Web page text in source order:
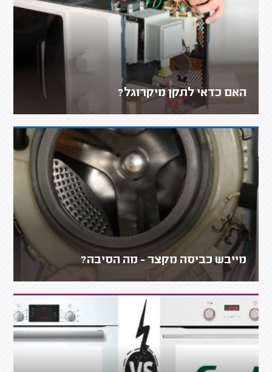
האם כדאי לתקן מיקרוגל?
מייבש כביסה מקצר - מה הסיבה?